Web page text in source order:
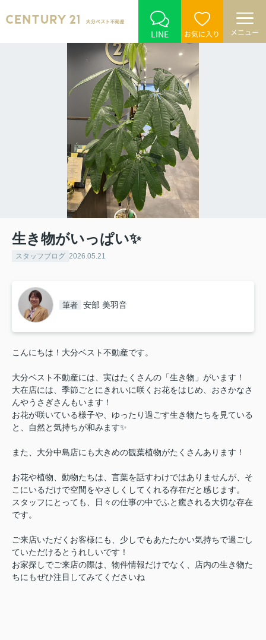
LINE お気に入り メニュー
生き物がいっぱい✨
スタッフブログ 2026.05.21
筆者 安部 美羽音
こんにちは！大分ベスト不動産です。
大分ベスト不動産には、実はたくさんの「生き物」がいます！
大在店には、季節ごとにきれいに咲くお花をはじめ、おさかなさ
んやうさぎさんもいます！
お花が咲いている様子や、ゆったり過ごす生き物たちを見ている
と、自然と気持ちが和みます✨
また、大分中島店にも大きめの観葉植物がたくさんあります！
お花や植物、動物たちは、言葉を話すわけではありませんが、そ
こにいるだけで空間をやさしくしてくれる存在だと感じます。
スタッフにとっても、日々の仕事の中でふと癒される大切な存在
です。
ご来店いただくお客様にも、少しでもあたたかい気持ちで過ごし
ていただけるとうれしいです！
お家探しでご来店の際は、物件情報だけでなく、店内の生き物た
ちにもぜひ注目してみてくださいね